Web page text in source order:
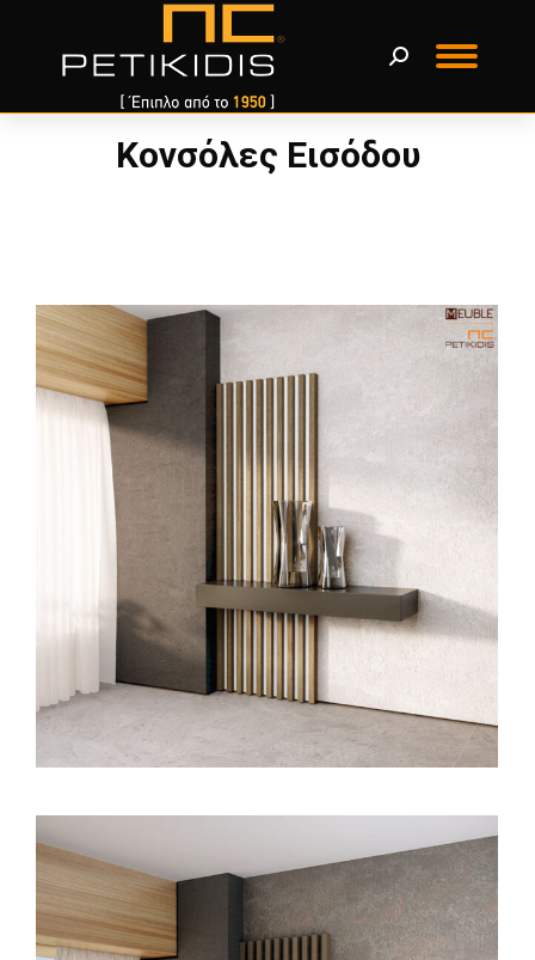
Κονσόλες Εισόδου
You are here: